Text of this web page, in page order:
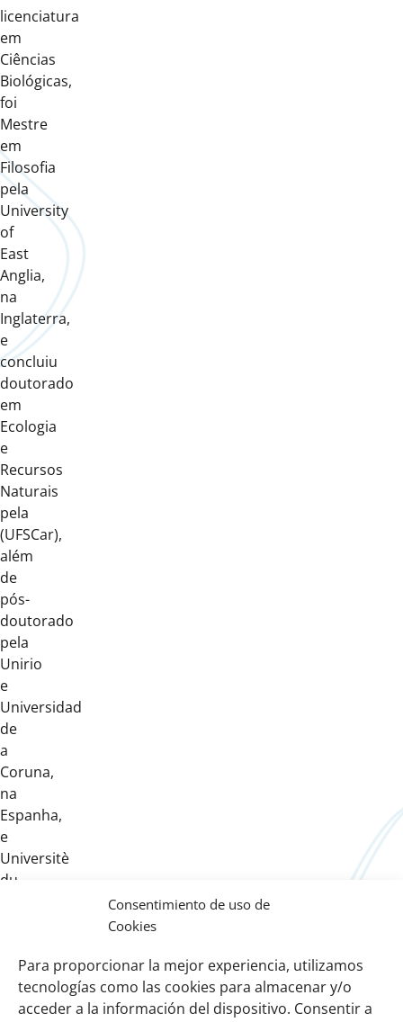
Consentimiento de uso de
Cookies
Para proporcionar la mejor experiencia, utilizamos
tecnologías como las cookies para almacenar y/o
acceder a la información del dispositivo. Consentir a
licenciatura
em
Ciências
Biológicas,
foi
Mestre
em
Filosofia
pela
University
of
East
Anglia,
na
Inglaterra,
e
concluiu
doutorado
em
Ecologia
e
Recursos
Naturais
pela
(UFSCar),
além
de
pós-
doutorado
pela
Unirio
e
Universidad
de
a
Coruna,
na
Espanha,
e
Universitè
du
Canadá.